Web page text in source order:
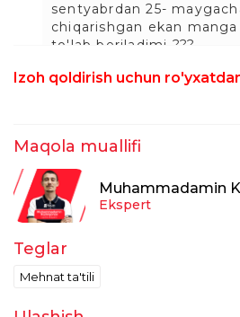
sentyabrdan 25-
chiqarishgan ekan
to'lab beriladimi ???
Qolgan 20 kun uyda
chiqolmaydimi hodim
Javob
13:54:53 / 09.07.2024
Shettayam puldan qisarkan
Izoh qoldirish uchun
Maqola muallifi
Muhammadamin
Ekspert
Teglar
Mehnat ta'tili